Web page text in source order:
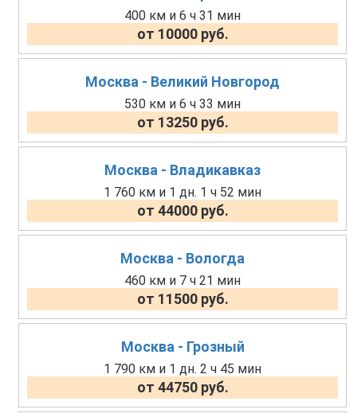
400 км и 6 ч 31 мин
от 10000 руб.
Москва - Великий Новгород
530 км и 6 ч 33 мин
от 13250 руб.
Москва - Владикавказ
1 760 км и 1 дн. 1 ч 52 мин
от 44000 руб.
Москва - Вологда
460 км и 7 ч 21 мин
от 11500 руб.
Москва - Грозный
1 790 км и 1 дн. 2 ч 45 мин
от 44750 руб.